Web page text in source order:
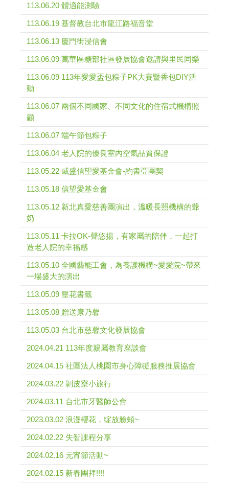
113.06.20 體適能測驗
113.06.19 基督教台北市龍江路福音堂
113.06.13 廈門街浸信會
113.06.09 萬華區糖部社區發展協會邀請與里民同樂
113.06.09 113年愛愛盃包粽子PK大賽暨香包DIY活
動
113.06.07 兩個不同國家、不同文化的住宿式機構照
顧
113.06.07 端午節包粽子
113.06.04 老人院的優良室內空氣品質保證
113.05.22 威盛信望愛基金會-約書亞團契
113.05.18 信望愛基金會
113.05.12 新北真愛慈善團演出，溫暖長照機構的爺
奶
113.05.11 卡拉OK-聲悠揚，有家屬的陪伴，一起打
造老人院的幸福感
113.05.10 全國藝能工會，為養護機構~愛愛院~帶來
一場盛大的演出
113.05.09 壓花書籤
113.05.08 贈送康乃馨
113.05.03 台北市慈馨文化發展協會
2024.04.21 113年度親屬教育座談會
2024.04.15 社團法人桃園市身心障礙服務推展協會
2024.03.22 剝皮寮小旅行
2024.03.11 台北市牙醫師公會
2023.03.02 浪漫櫻花，绽放臉頰~
2024.02.22 失智課程分享
2024.02.16 元宵節活動~
2024.02.15 新春團拜!!!!